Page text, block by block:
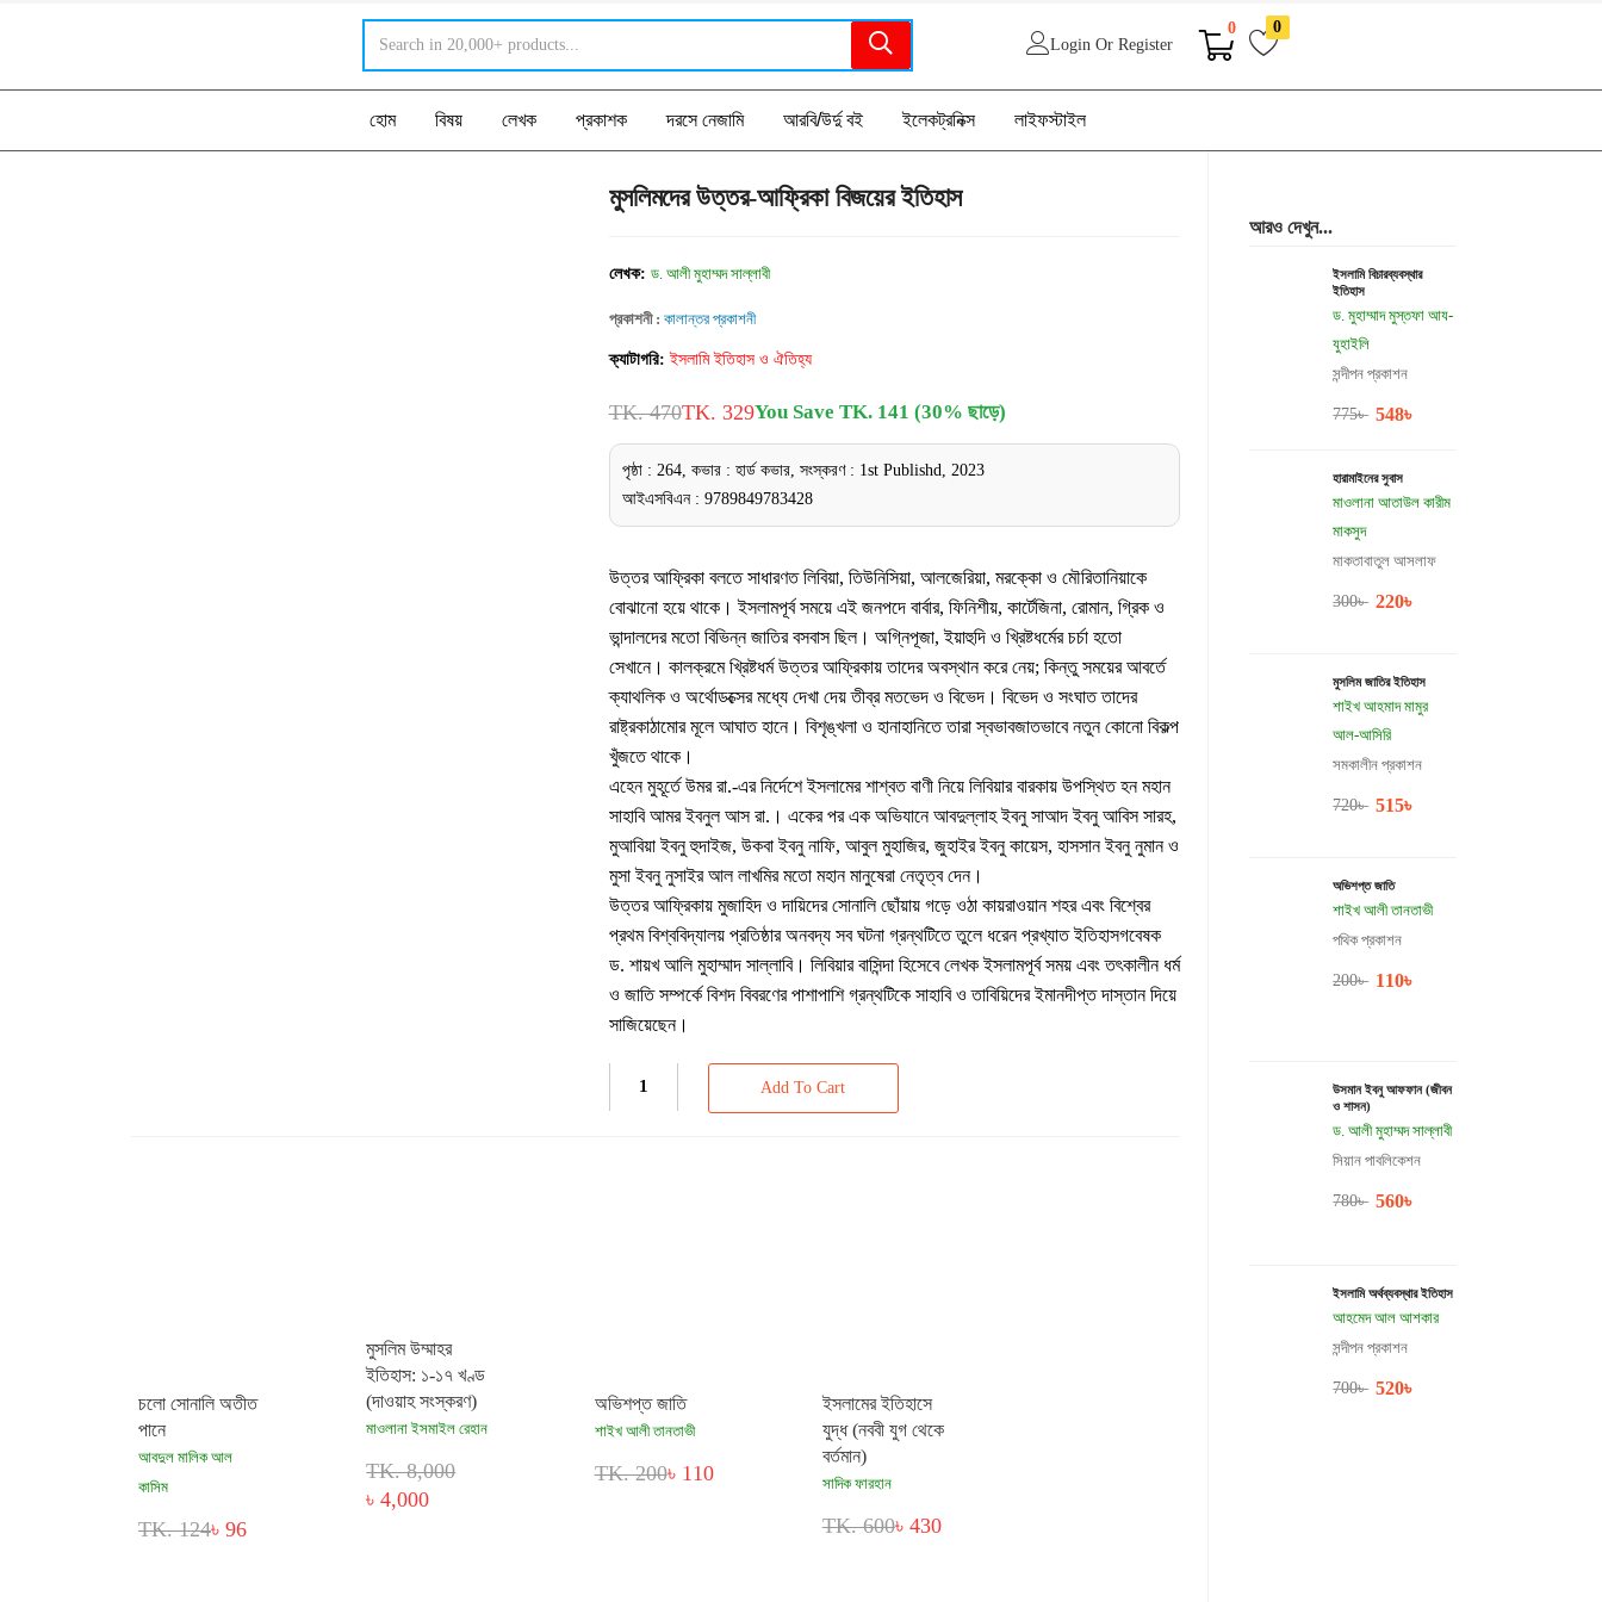
Login Or Register
0 0
হোম বিষয় লেখক প্রকাশক দরসে নেজামি আরবি/উর্দু বই ইলেকট্রনিক্স লাইফস্টাইল
আরও দেখুন...
ইসলামি বিচারব্যবস্থার
ইতিহাস
ড. মুহাম্মাদ মুস্তফা আয-
যুহাইলি
সন্দীপন প্রকাশন
775৳ 548৳
হারামাইনের সুবাস
মাওলানা আতাউল কারীম
মাকসুদ
মাকতাবাতুল আসলাফ
300৳ 220৳
মুসলিম জাতির ইতিহাস
শাইখ আহমাদ মামুর
আল-আসিরি
সমকালীন প্রকাশন
720৳ 515৳
অভিশপ্ত জাতি
শাইখ আলী তানতাভী
পথিক প্রকাশন
200৳ 110৳
উসমান ইবনু আফফান (জীবন
ও শাসন)
ড. আলী মুহাম্মদ সাল্লাবী
সিয়ান পাবলিকেশন
780৳ 560৳
ইসলামি অর্থব্যবস্থার ইতিহাস
আহমেদ আল আশকার
সন্দীপন প্রকাশন
700৳ 520৳
মুসলিমদের উত্তর-আফ্রিকা বিজয়ের ইতিহাস
লেখক: ড. আলী মুহাম্মদ সাল্লাবী
প্রকাশনী : কালান্তর প্রকাশনী
ক্যাটাগরি: ইসলামি ইতিহাস ও ঐতিহ্য
TK. 470TK. 329You Save TK. 141 (30% ছাড়ে)
পৃষ্ঠা : 264, কভার : হার্ড কভার, সংস্করণ : 1st Publishd, 2023
আইএসবিএন : 9789849783428
উত্তর আফ্রিকা বলতে সাধারণত লিবিয়া, তিউনিসিয়া, আলজেরিয়া, মরক্কো ও মৌরিতানিয়াকে
বোঝানো হয়ে থাকে। ইসলামপূর্ব সময়ে এই জনপদে বার্বার, ফিনিশীয়, কার্টেজিনা, রোমান, গ্রিক ও
ভান্দালদের মতো বিভিন্ন জাতির বসবাস ছিল। অগ্নিপূজা, ইয়াহুদি ও খ্রিষ্টধর্মের চর্চা হতো
সেখানে। কালক্রমে খ্রিষ্টধর্ম উত্তর আফ্রিকায় তাদের অবস্থান করে নেয়; কিন্তু সময়ের আবর্তে
ক্যাথলিক ও অর্থোডক্সের মধ্যে দেখা দেয় তীব্র মতভেদ ও বিভেদ। বিভেদ ও সংঘাত তাদের
রাষ্ট্রকাঠামোর মূলে আঘাত হানে। বিশৃঙ্খলা ও হানাহানিতে তারা স্বভাবজাতভাবে নতুন কোনো বিকল্প
খুঁজতে থাকে।
এহেন মুহূর্তে উমর রা.-এর নির্দেশে ইসলামের শাশ্বত বাণী নিয়ে লিবিয়ার বারকায় উপস্থিত হন মহান
সাহাবি আমর ইবনুল আস রা.। একের পর এক অভিযানে আবদুল্লাহ ইবনু সাআদ ইবনু আবিস সারহ,
মুআবিয়া ইবনু হুদাইজ, উকবা ইবনু নাফি, আবুল মুহাজির, জুহাইর ইবনু কায়েস, হাসসান ইবনু নুমান ও
মুসা ইবনু নুসাইর আল লাখমির মতো মহান মানুষেরা নেতৃত্ব দেন।
উত্তর আফ্রিকায় মুজাহিদ ও দায়িদের সোনালি ছোঁয়ায় গড়ে ওঠা কায়রাওয়ান শহর এবং বিশ্বের
প্রথম বিশ্ববিদ্যালয় প্রতিষ্ঠার অনবদ্য সব ঘটনা গ্রন্থটিতে তুলে ধরেন প্রখ্যাত ইতিহাসগবেষক
ড. শায়খ আলি মুহাম্মাদ সাল্লাবি। লিবিয়ার বাসিন্দা হিসেবে লেখক ইসলামপূর্ব সময় এবং তৎকালীন ধর্ম
ও জাতি সম্পর্কে বিশদ বিবরণের পাশাপাশি গ্রন্থটিকে সাহাবি ও তাবিয়িদের ইমানদীপ্ত দাস্তান দিয়ে
সাজিয়েছেন।
Add To Cart
চলো সোনালি অতীত
পানে
আবদুল মালিক আল
কাসিম
TK. 124৳ 96
মুসলিম উম্মাহর
ইতিহাস: ১-১৭ খণ্ড
(দাওয়াহ সংস্করণ)
মাওলানা ইসমাইল রেহান
TK. 8,000
৳ 4,000
অভিশপ্ত জাতি
শাইখ আলী তানতাভী
TK. 200৳ 110
ইসলামের ইতিহাসে
যুদ্ধ (নববী যুগ থেকে
বর্তমান)
সাদিক ফারহান
TK. 600৳ 430